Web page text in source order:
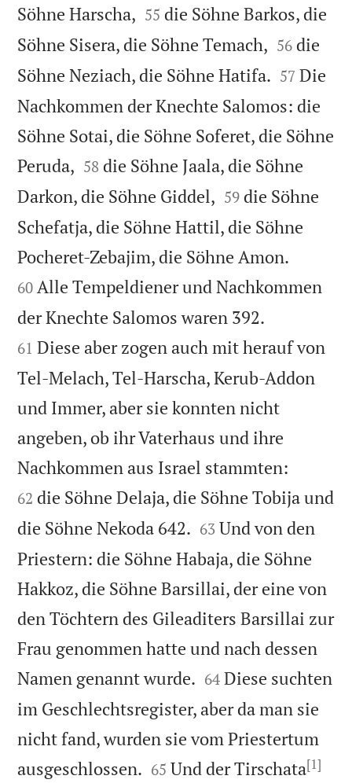
Söhne Harscha, 

55 die Söhne Barkos, die
Söhne Sisera, die Söhne Temach, 

56 die
Söhne Neziach, die Söhne Hatifa. 

57 Die
Nachkommen der Knechte Salomos: die
Söhne Sotai, die Söhne Soferet, die Söhne
Peruda, 

58 die Söhne Jaala, die Söhne
Darkon, die Söhne Giddel, 

59 die Söhne
Schefatja, die Söhne Hattil, die Söhne
Pocheret-Zebajim, die Söhne Amon.
60 Alle Tempeldiener und Nachkommen
der Knechte Salomos waren 392.
61 Diese aber zogen auch mit herauf von
Tel-Melach, Tel-Harscha, Kerub-Addon
und Immer, aber sie konnten nicht
angeben, ob ihr Vaterhaus und ihre
Nachkommen aus Israel stammten:
62 die Söhne Delaja, die Söhne Tobija und
die Söhne Nekoda 642. 

63 Und von den
Priestern: die Söhne Habaja, die Söhne
Hakkoz, die Söhne Barsillai, der eine von
den Töchtern des Gileaditers Barsillai zur
Frau genommen hatte und nach dessen
Namen genannt wurde. 

64 Diese suchten
im Geschlechtsregister, aber da man sie
nicht fand, wurden sie vom Priestertum
ausgeschlossen. 

65 Und der Tirschata[1]